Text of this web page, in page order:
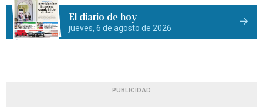
El diario de hoy
jueves, 6 de agosto de 2026
PUBLICIDAD